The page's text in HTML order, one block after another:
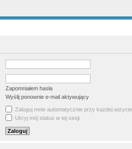
Zapomniałem hasła
Wyślij ponownie e-mail aktywujący
Zaloguj mnie automatycznie przy każdej wizycie
Ukryj mój status w tej sesji